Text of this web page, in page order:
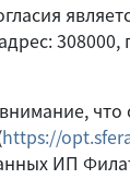
что
https://
ИП